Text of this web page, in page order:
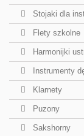
Stojaki dla
Flety szkolne
Harmonijki
Instrumenty
Klarnety
Puzony
Sakshorny